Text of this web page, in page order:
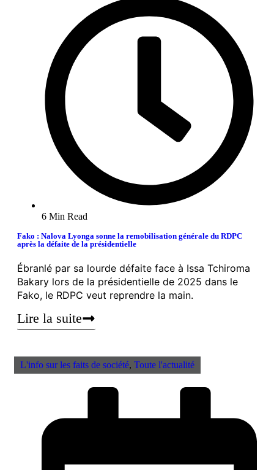
6 Min Read
Fako : Nalova Lyonga sonne la remobilisation générale du RDPC
après la défaite de la présidentielle
Ébranlé par sa lourde défaite face à Issa Tchiroma
Bakary lors de la présidentielle de 2025 dans le
Fako, le RDPC veut reprendre la main.
Lire la suite
L'info sur les faits de société, Toute l'actualité